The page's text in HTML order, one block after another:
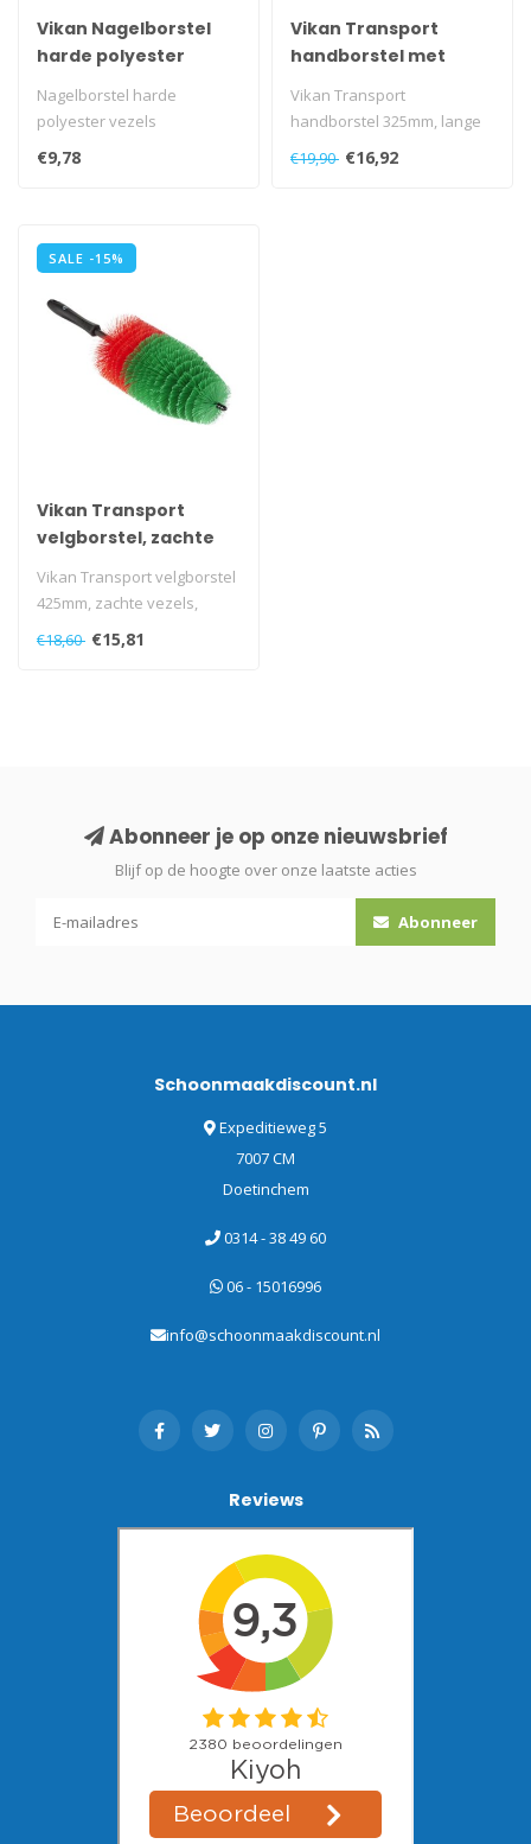
Vikan Nagelborstel
harde polyester
vezels
Nagelborstel harde
polyester vezels
€9,78
Vikan Transport
handborstel met
rubber stootrand
Vikan Transport
handborstel 325mm, lange
vezels, rubber stootrand..
€19,90 €16,92
SALE -15%
Vikan Transport
velgborstel, zachte
Vikan Transport velgborstel
425mm, zachte vezels,
conisch, Ø105mm..
€18,60 €15,81
Abonneer je op onze nieuwsbrief
Blijf op de hoogte over onze laatste acties
Abonneer
Schoonmaakdiscount.nl
Expeditieweg 5
7007 CM
Doetinchem
0314 - 38 49 60
06 - 15016996
info@schoonmaakdiscount.nl
Reviews